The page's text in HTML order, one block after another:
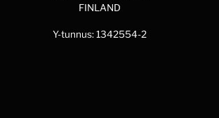
FINLAND
Y-tunnus: 1342554-2